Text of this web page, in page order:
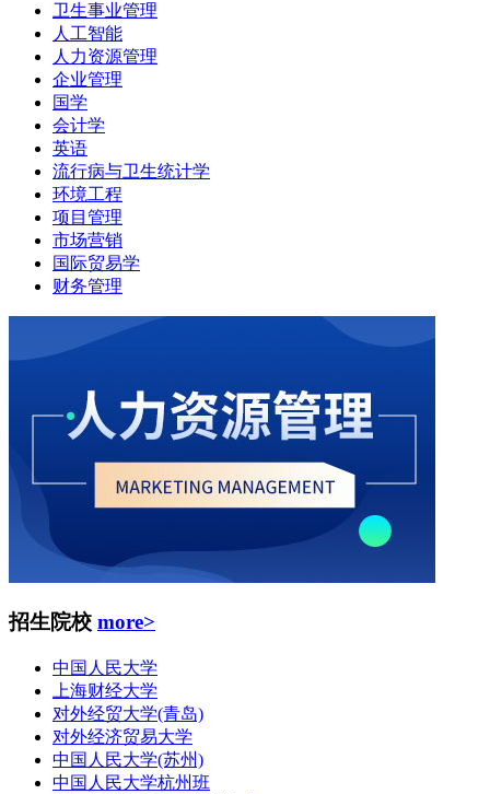
卫生事业管理
人工智能
人力资源管理
企业管理
国学
会计学
英语
流行病与卫生统计学
环境工程
项目管理
市场营销
国际贸易学
财务管理
招生院校 more>
中国人民大学
上海财经大学
对外经贸大学(青岛)
对外经济贸易大学
中国人民大学(苏州)
中国人民大学杭州班